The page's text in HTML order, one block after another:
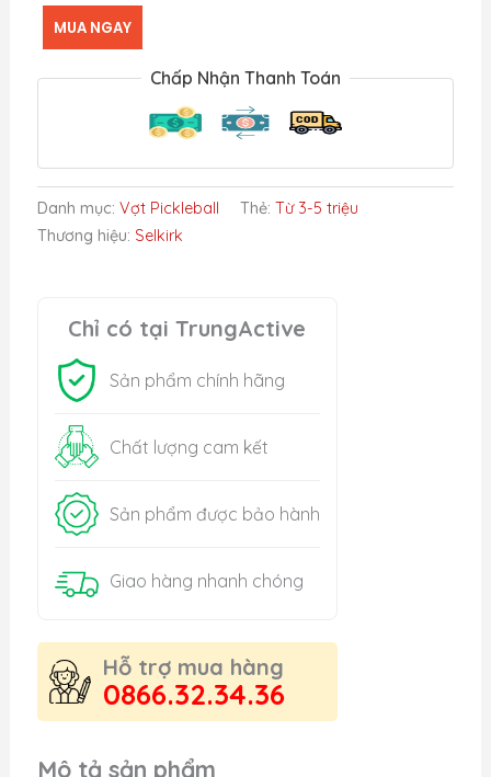
MUA NGAY
Chấp Nhận Thanh Toán
Danh mục: Vợt Pickleball Thẻ: Từ 3-5 triệu
Thương hiệu: Selkirk
Chỉ có tại TrungActive
Sản phẩm chính hãng
Chất lượng cam kết
Sản phẩm được bảo hành
Giao hàng nhanh chóng
Hỗ trợ mua hàng
0866.32.34.36
Mô tả sản phẩm